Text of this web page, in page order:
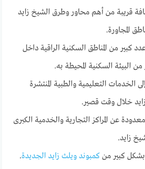
قريبة من أهم محاور وطرق الشيخ زايد
المجاورة.
كبير من المناطق السكنية الراقية داخل
البيئة السكنية المحيطة به.
الخدمات التعليمية والطبية المنتشرة
خلال وقت قصير.
عن المراكز التجارية والخدمية الكبرى
زايد.
بشكل كبير منكمبوند ويلث زايد الجديدة.